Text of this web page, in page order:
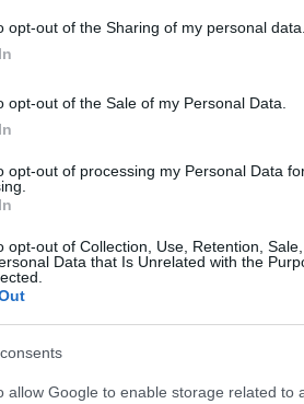
opt-out of the Sharing of my personal data.
opt-out of the Sale of my Personal Data.
opt-out of processing my Personal Data
opt-out of Collection, Use, Retention,
Data that Is Unrelated with the
allow Google to enable storage related to